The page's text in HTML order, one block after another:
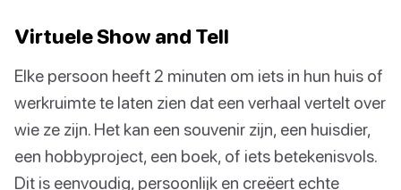
Virtuele Show and Tell
Elke persoon heeft 2 minuten om iets in hun huis of
werkruimte te laten zien dat een verhaal vertelt over
wie ze zijn. Het kan een souvenir zijn, een huisdier,
een hobbyproject, een boek, of iets betekenisvols.
Dit is eenvoudig, persoonlijk en creëert echte